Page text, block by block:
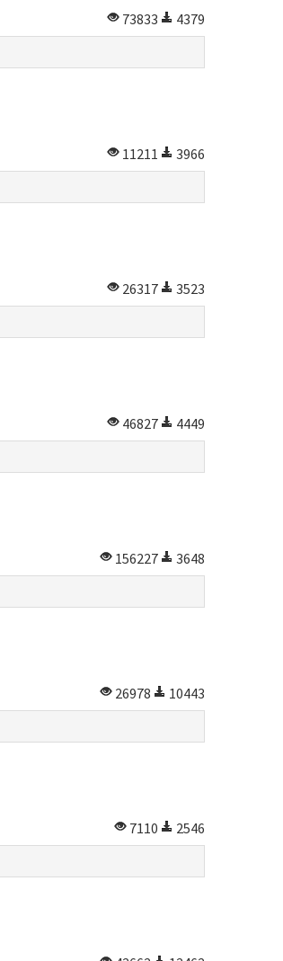
73833
4379
11211
3966
26317
3523
46827
4449
156227
3648
26978
10443
7110
2546